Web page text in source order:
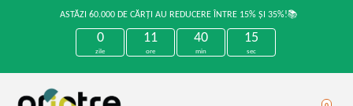
ASTĂZI 60.000 DE CĂRȚI AU REDUCERE ÎNTRE 15% ȘI 35%!📚
0
zile
11
ore
40
min
15
sec